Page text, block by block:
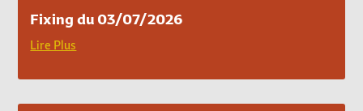
Fixing du 03/07/2026
Lire Plus